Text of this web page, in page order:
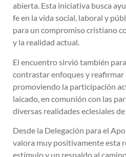
abierta. Esta iniciativa busca
fe en la vida social, laboral y
para un compromiso cristiano
y la realidad actual.
El encuentro sirvió también
contrastar enfoques y reafirmar
promoviendo la participación
laicado, en comunión con las
diversas realidades eclesiales de
Desde la Delegación para el
valora muy positivamente esta
estímulo y un respaldo al